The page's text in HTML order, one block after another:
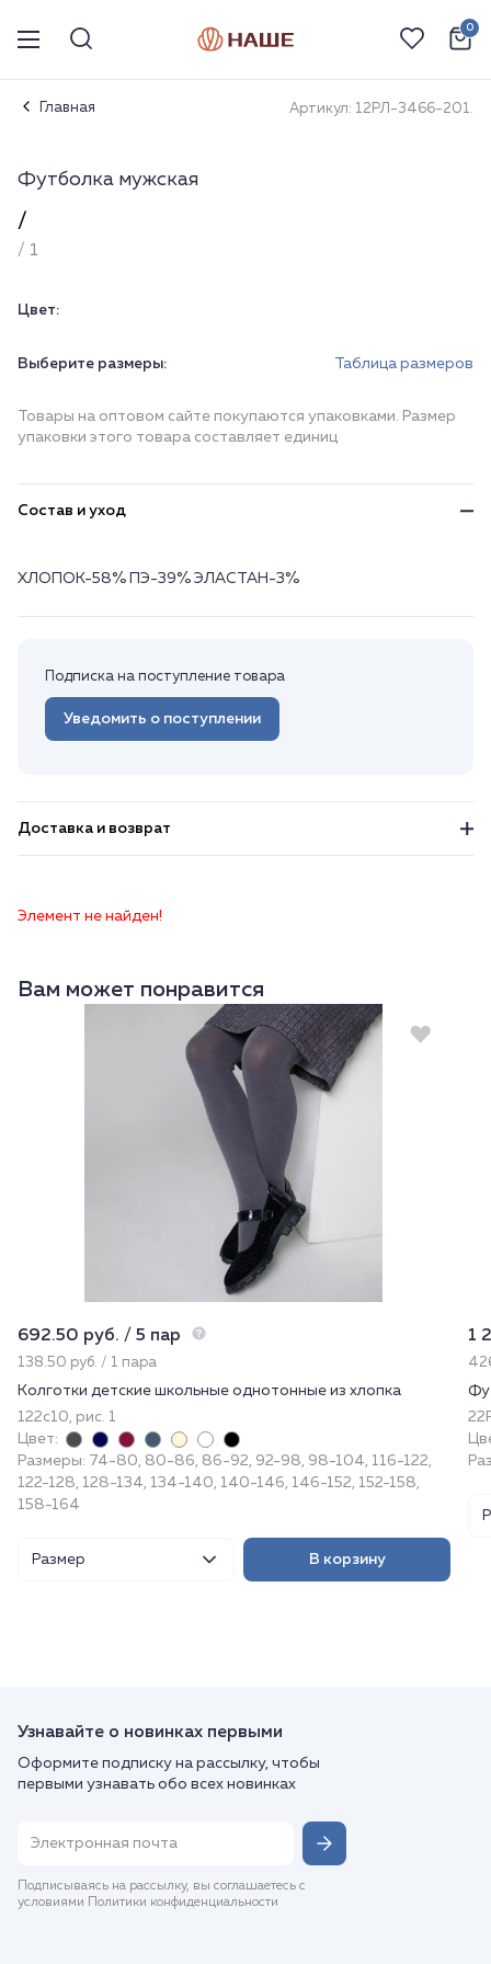
0
Главная Артикул: 12РЛ-3466-201.
Футболка мужская
/
/ 1
Цвет:
Выберите размеры: Таблица размеров
Товары на оптовом сайте покупаются упаковками. Размер
упаковки этого товара составляет единиц
Состав и уход
ХЛОПОК-58% ПЭ-39% ЭЛАСТАН-3%
Подписка на поступление товара
Уведомить о поступлении
Доставка и возврат
Элемент не найден!
Вам может понравится
692.50 руб. / 5 пар
138.50 руб. / 1 пара
Колготки детские школьные однотонные из хлопка
122с10, рис. 1
Цвет:
Размеры: 74-80, 80-86, 86-92, 92-98, 98-104, 116-122,
122-128, 128-134, 134-140, 140-146, 146-152, 152-158,
158-164
Размер В корзину
1
Узнавайте о новинках первыми
Оформите подписку на рассылку, чтобы
первыми узнавать обо всех новинках
Подписываясь на рассылку, вы соглашаетесь с
условиями Политики конфиденциальности